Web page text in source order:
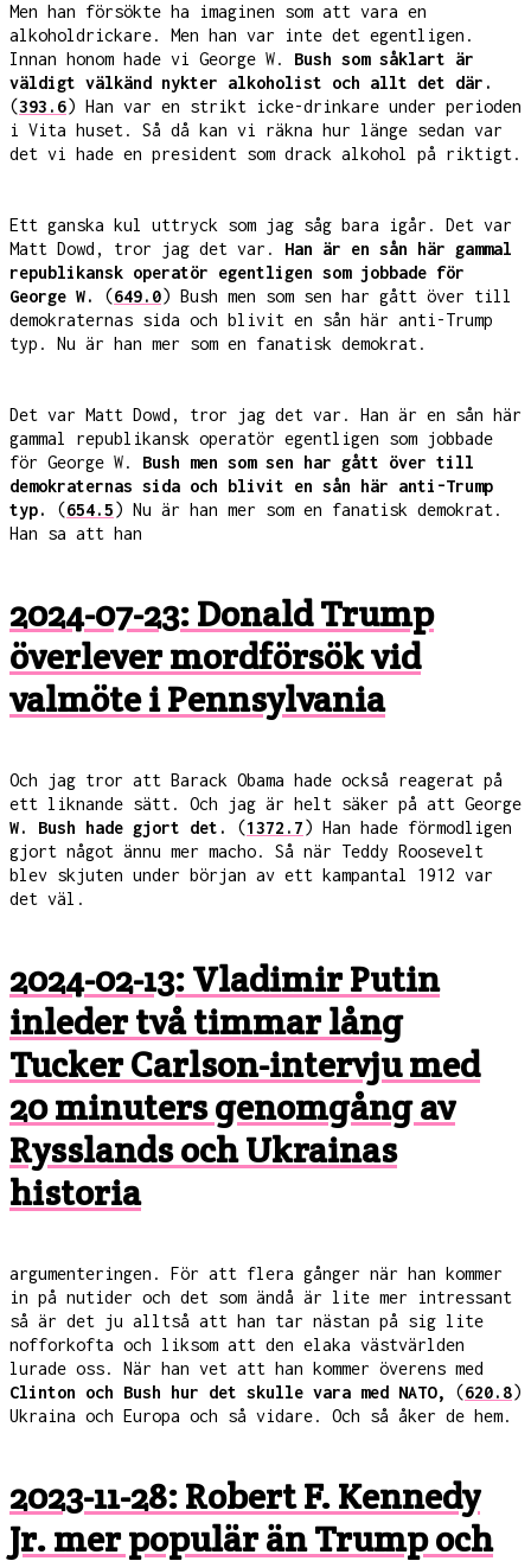
Men han försökte ha imaginen som att vara en
alkoholdrickare. Men han var inte det egentligen.
Innan honom hade vi George W. Bush som såklart är
väldigt välkänd nykter alkoholist och allt det där.
(393.6) Han var en strikt icke-drinkare under perioden
i Vita huset. Så då kan vi räkna hur länge sedan var
det vi hade en president som drack alkohol på riktigt.
Ett ganska kul uttryck som jag såg bara igår. Det var
Matt Dowd, tror jag det var. Han är en sån här gammal
republikansk operatör egentligen som jobbade för
George W.
(649.0) Bush men som sen har gått över till
demokraternas sida och blivit en sån här anti-Trump
typ. Nu är han mer som en fanatisk demokrat.
Det var Matt Dowd, tror jag det var. Han är en sån här
gammal republikansk operatör egentligen som jobbade
för George W. Bush men som sen har gått över till
demokraternas sida och blivit en sån här anti-Trump
typ.
(654.5) Nu är han mer som en fanatisk demokrat.
Han sa att han
2024-07-23: Donald Trump
överlever mordförsök vid
valmöte i Pennsylvania
Och jag tror att Barack Obama hade också reagerat på
ett liknande sätt. Och jag är helt säker på att George
W. Bush hade gjort det.
(1372.7) Han hade förmodligen
gjort något ännu mer macho. Så när Teddy Roosevelt
blev skjuten under början av ett kampantal 1912 var
det väl.
2024-02-13: Vladimir Putin
inleder två timmar lång
Tucker Carlson-intervju med
20 minuters genomgång av
Rysslands och Ukrainas
historia
argumenteringen. För att flera gånger när han kommer
in på nutider och det som ändå är lite mer intressant
så är det ju alltså att han tar nästan på sig lite
nofforkofta och liksom att den elaka västvärlden
lurade oss. När han vet att han kommer överens med
Clinton och Bush hur det skulle vara med NATO,
(620.8)
Ukraina och Europa och så vidare. Och så åker de hem.
2023-11-28: Robert F. Kennedy
Jr. mer populär än Trump och